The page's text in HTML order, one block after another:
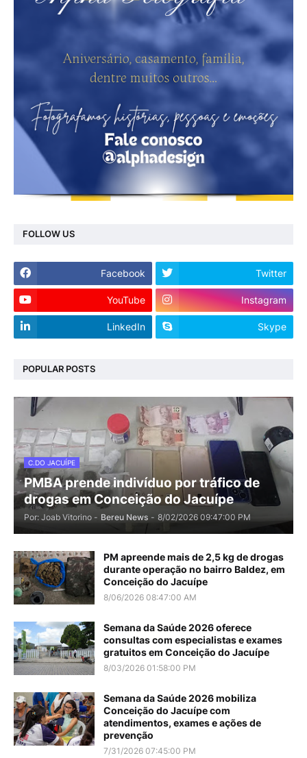
FOLLOW US
Facebook Twitter
YouTube Instagram
LinkedIn Skype
POPULAR POSTS
C.DO JACUÍPE
PMBA prende indivíduo por tráfico de
drogas em Conceição do Jacuípe
Por: Joab Vitorino - Bereu News - 8/02/2026 09:47:00 PM
PM apreende mais de 2,5 kg de drogas
durante operação no bairro Baldez, em
Conceição do Jacuípe
8/06/2026 08:47:00 AM
Semana da Saúde 2026 oferece
consultas com especialistas e exames
gratuitos em Conceição do Jacuípe
8/03/2026 01:58:00 PM
Semana da Saúde 2026 mobiliza
Conceição do Jacuípe com
atendimentos, exames e ações de
prevenção
7/31/2026 07:45:00 PM